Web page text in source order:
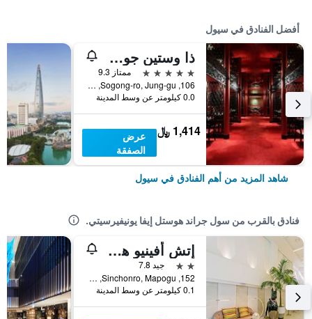
أفضل الفنادق في سيول
ذا وستين جوسون سول
5 نجوم
ممتاز 9.3
106, Sogong-ro, Jung-gu, سيول, كوريا الجنوبية
0.0 كيلومتر عن وسط المدينة
1,414 ﷼
عرض
الصفقة
شاهد المزيد من أهم الفنادق في سيول
فنادق بالقرب من سول جراند هوستل إيفا يونيفيرسيتي.
إتش أفينيو هوتل إيداي شينتشون
2 نجمتين
جيد 7.8
152, Sinchonro, Mapogu, سيول, كوريا الجنوبية
0.1 كيلومتر عن وسط المدينة